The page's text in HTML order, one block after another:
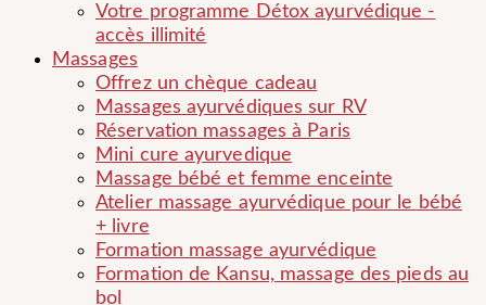
Votre programme Détox ayurvédique -
accès illimité
Massages
Offrez un chèque cadeau
Massages ayurvédiques sur RV
Réservation massages à Paris
Mini cure ayurvedique
Massage bébé et femme enceinte
Atelier massage ayurvédique pour le bébé
+ livre
Formation massage ayurvédique
Formation de Kansu, massage des pieds au
bol